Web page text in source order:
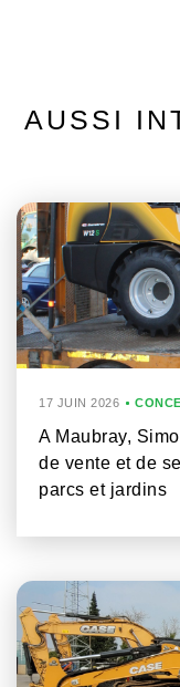
AUSSI
17 JUIN 2026
A Maubray,
de vente et de
parcs et jardins